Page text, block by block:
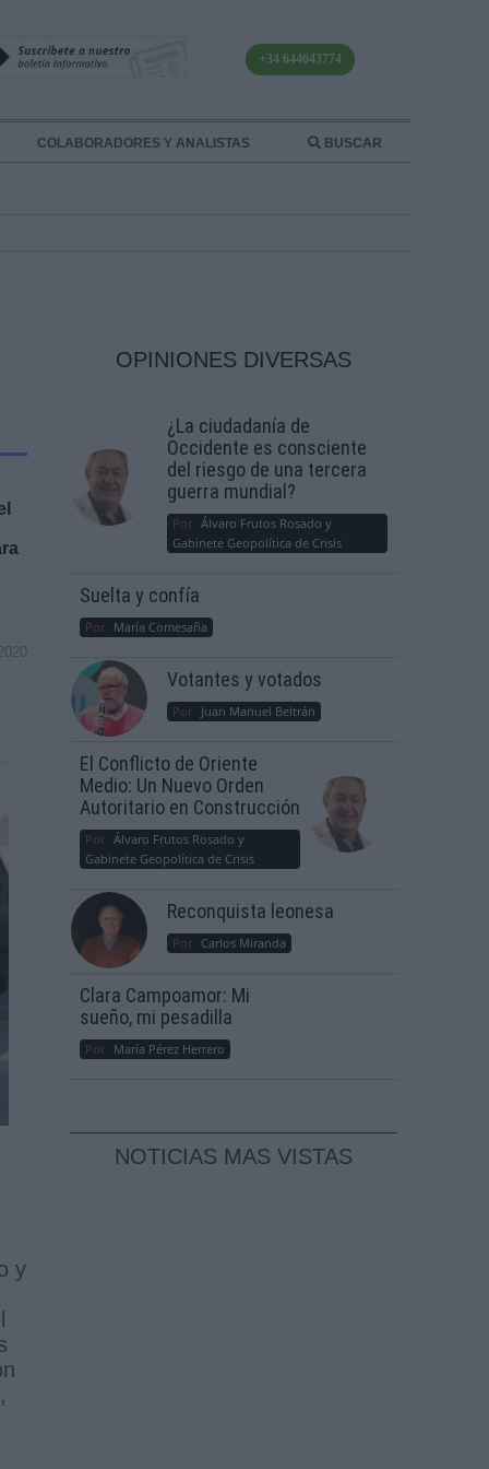
+34 644043774
COLABORADORES Y ANALISTAS BUSCAR
y
OPINIONES DIVERSAS
¿La ciudadanía de
Occidente es consciente
del riesgo de una tercera
guerra mundial?
Por Álvaro Frutos Rosado y
Gabinete Geopolítica de Crisis
Suelta y confía
Por María Comesaña
Votantes y votados
Por Juan Manuel Beltrán
El Conflicto de Oriente
Medio: Un Nuevo Orden
Autoritario en Construcción
Por Álvaro Frutos Rosado y
Gabinete Geopolítica de Crisis
Reconquista leonesa
Por Carlos Miranda
Clara Campoamor: Mi
sueño, mi pesadilla
Por María Pérez Herrero
NOTICIAS MAS VISTAS